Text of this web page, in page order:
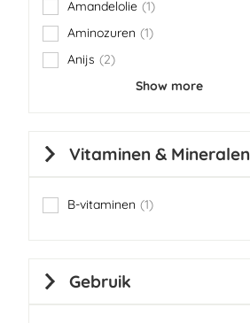
Amandelolie 1
item
Aminozuren
1
item
Anijs
2
items
Show more
Vitaminen & Mineralen
B-vitaminen 1
item
Gebruik